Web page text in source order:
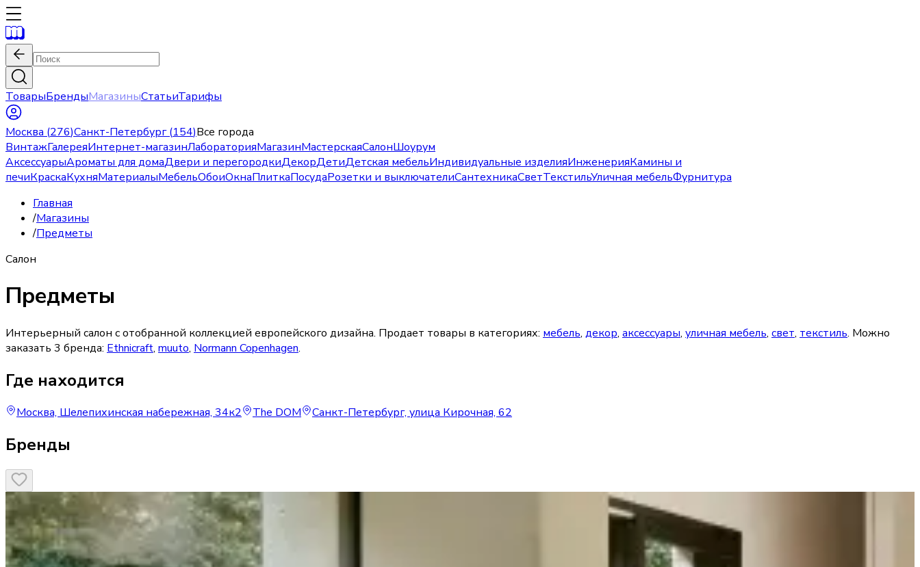
ТоварыБрендыМагазиныСтатьиТарифы
Москва (276)Санкт-Петербург(154)Все города
ВинтажГалереяИнтернет-магазинЛабораторияМагазинМастерскаяСалонШоурум
АксессуарыАроматы для домаДвери и перегородкиДекорДетиДетская мебельИндивидуальные изделияИнженерияКамины и
печиКраскаКухняМатериалыМебельОбоиОкнаПлиткаПосудаРозетки и выключателиСантехникаСветТекстильУличная мебельФурнитура
Главная
/Магазины
/Предметы
Салон
Предметы
Интерьерный салон с отобранной коллекцией европейского дизайна. Продает товары в категориях: мебель, декор, аксессуары, уличная мебель, свет, текстиль. Можно
заказать 3 бренда: Ethnicraft, muuto, Normann Copenhagen.
Где находится
Москва, Шелепихинская набережная, 34к2 The DOM Санкт-Петербург, улица Кирочная, 62
Бренды